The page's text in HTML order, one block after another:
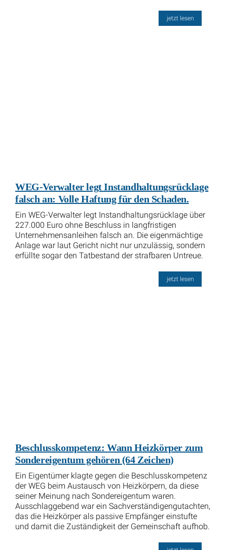
jetzt lesen
WEG-Verwalter legt Instandhaltungsrücklage
falsch an: Volle Haftung für den Schaden.
Ein WEG-Verwalter legt Instandhaltungsrücklage über
227.000 Euro ohne Beschluss in langfristigen
Unternehmensanleihen falsch an. Die eigenmächtige
Anlage war laut Gericht nicht nur unzulässig, sondern
erfüllte sogar den Tatbestand der strafbaren Untreue.
jetzt lesen
Beschlusskompetenz: Wann Heizkörper zum
Sondereigentum gehören (64 Zeichen)
Ein Eigentümer klagte gegen die Beschlusskompetenz
der WEG beim Austausch von Heizkörpern, da diese
seiner Meinung nach Sondereigentum waren.
Ausschlaggebend war ein Sachverständigengutachten,
das die Heizkörper als passive Empfänger einstufte
und damit die Zuständigkeit der Gemeinschaft aufhob.